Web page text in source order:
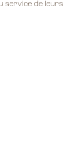
service de leurs